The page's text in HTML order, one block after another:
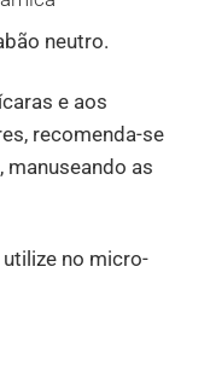
neutro.
e aos
recomenda-se
manuseando as
no micro-